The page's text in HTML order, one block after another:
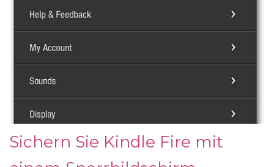
Sichern Sie Kindle Fire mit